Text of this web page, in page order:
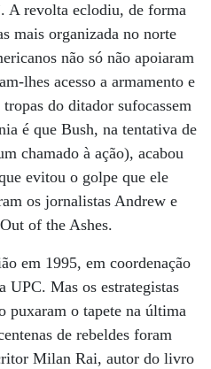
A revolta eclodiu, de forma
mais organizada no norte
não só não apoiaram
lhes acesso a armamento e
do ditador sufocassem
é que Bush, na tentativa de
chamado à ação), acabou
evitou o golpe que ele
os jornalistas Andrew e
of the Ashes.
em 1995, em coordenação
Mas os estrategistas
puxaram o tapete na última
de rebeldes foram
Milan Rai, autor do livro